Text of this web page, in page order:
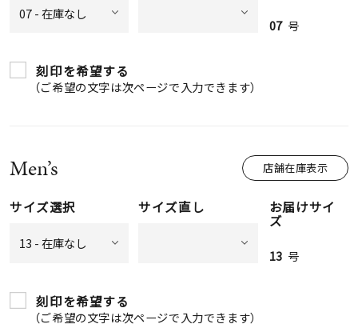
すべて表示
07 号
刻印を希望する
（ご希望の文字は次ページで入力できます）
Men’s 店舗在庫表示
サイズ選択 サイズ直し お届けサイ
ズ
13 号
刻印を希望する
（ご希望の文字は次ページで入力できます）